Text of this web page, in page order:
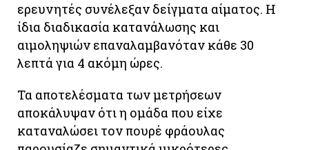
ερευνητές συνέλεξαν δείγματα αίματος. Η
ίδια διαδικασία κατανάλωσης και
αιμοληψιών επαναλαμβανόταν κάθε 30
λεπτά για 4 ακόμη ώρες.
Τα αποτελέσματα των μετρήσεων
αποκάλυψαν ότι η ομάδα που είχε
καταναλώσει τον πουρέ φράουλας